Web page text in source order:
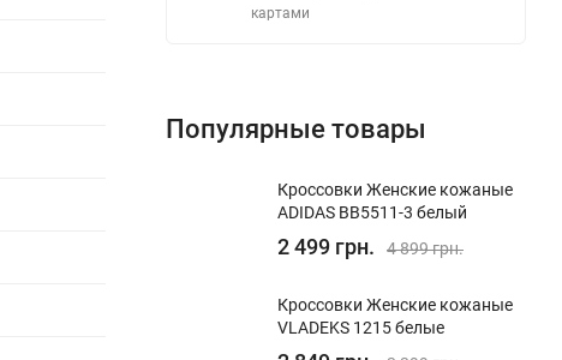
картами
Популярные товары
Кроссовки Женские кожаные
ADIDAS BB5511-3 белый
2 499 грн. 4 899 грн.
Кроссовки Женские кожаные
VLADEKS 1215 белые